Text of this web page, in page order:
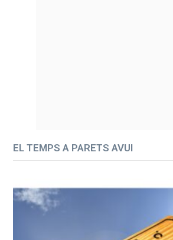
EL TEMPS A PARETS AVUI